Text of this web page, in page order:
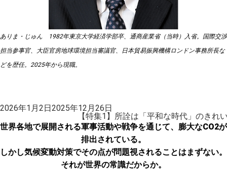
ありま・じゅん 1982年東京大学経済学部卒、通商産業省（当時）入省。国際交渉
担当参事官、大臣官房地球環境担当審議官、日本貿易振興機構ロンドン事務所長な
どを歴任。2025年から現職。
投
日:
2026年1月2日2025年12月26日
【特集1】所詮は「平和な時代」のき
世界各地で展開される軍事活動や戦争を通じて、膨大なCO2が
排出されている。
しかし気候変動対策でその点が問題視されることはまずない。
それが世界の常識だからか。